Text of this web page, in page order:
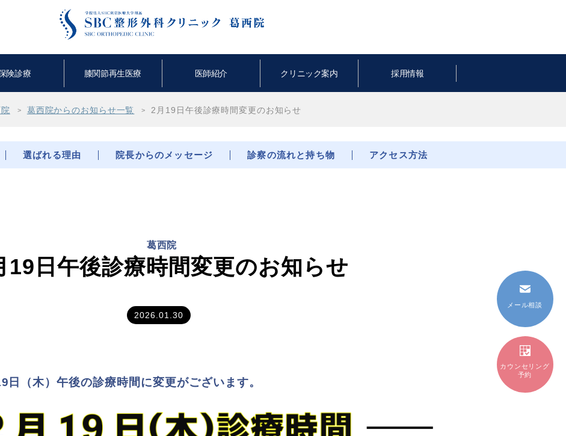
険診療 膝関節再生医療 医師紹介 クリニック案内 採用情報
葛西院からのお知らせ一覧 2月19日午後診療時間変更のお知らせ
選ばれる理由 院長からのメッセージ 診察の流れと持ち物 アクセス方法
葛西院
19日午後診療時間変更のお知らせ
2026.01.30
日（木）午後の診療時間に変更がございます。
メール相談
カウンセリング
予約